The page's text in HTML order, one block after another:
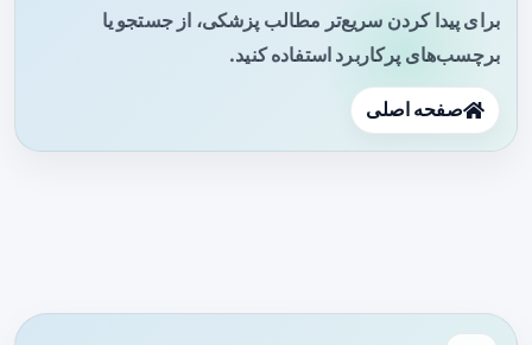
برای پیدا کردن سریع‌تر مطالب پزشکی، از جستجو یا
برچسب‌های پرکاربرد استفاده کنید.
صفحه اصلی